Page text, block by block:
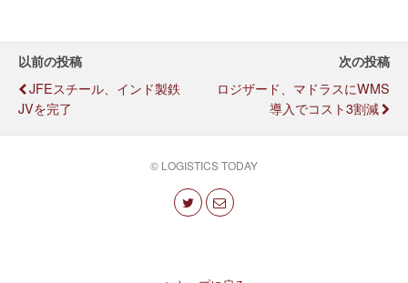
以前の投稿
JFEスチール、インド製鉄
JVを完了
次の投稿
ロジザード、マドラスにWMS
導入でコスト3割減
© LOGISTICS TODAY